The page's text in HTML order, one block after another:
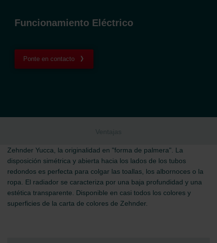
Funcionamiento Eléctrico
Ponte en contacto
Ventajas
Zehnder Yucca, la originalidad en "forma de palmera". La
disposición simétrica y abierta hacia los lados de los tubos
redondos es perfecta para colgar las toallas, los albornoces o la
ropa. El radiador se caracteriza por una baja profundidad y una
estética transparente. Disponible en casi todos los colores y
superficies de la carta de colores de Zehnder.